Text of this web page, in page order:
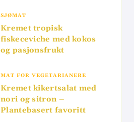
SJØMAT
Kremet tropisk
fiskeceviche med kokos
og pasjonsfrukt
MAT FOR VEGETARIANERE
Kremet kikertsalat med
nori og sitron –
Plantebasert favoritt